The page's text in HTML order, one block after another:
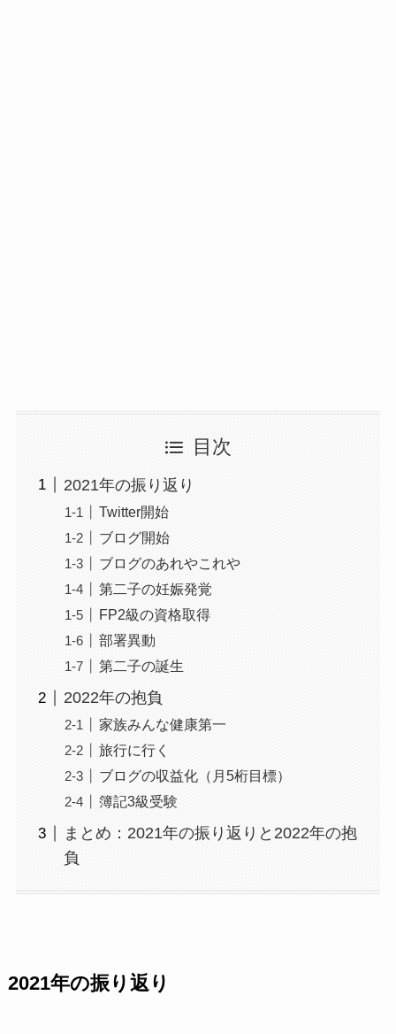
目次
2021年の振り返り
Twitter開始
ブログ開始
ブログのあれやこれや
第二子の妊娠発覚
FP2級の資格取得
部署異動
第二子の誕生
2022年の抱負
家族みんな健康第一
旅行に行く
ブログの収益化（月5桁目標）
簿記3級受験
まとめ：2021年の振り返りと2022年の抱
負
2021年の振り返り